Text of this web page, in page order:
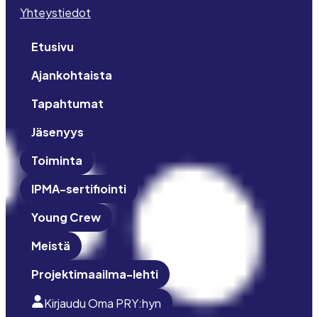
Yhteystiedot
Etusivu
Ajankohtaista
Tapahtumat
Jäsenyys
Toiminta
IPMA-sertifiointi
Young Crew
Meistä
Projektimaailma-lehti
Kirjaudu Oma PRY:hyn